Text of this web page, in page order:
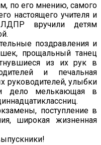
по его мнению, самого
настоящего учителя и
ЛДПР вручили детям
поздравления и
прощальный танец
из их рук в
и печальная
руководителей, улыбки
дело мелькающая в
поступление в
широкая жизненная